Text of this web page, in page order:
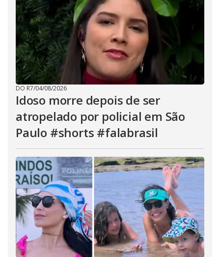
DO R7/04/08/2026
Idoso morre depois de ser
atropelado por policial em São
Paulo #shorts #falabrasil